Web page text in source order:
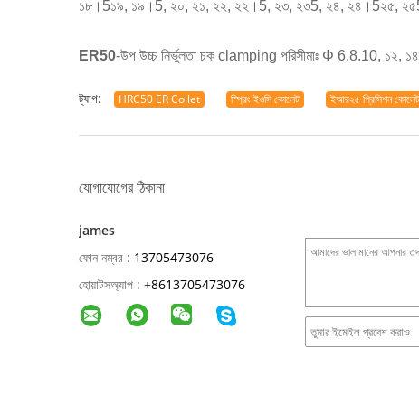
১৮।5১৯, ১৯।5, ২০, ২১, ২২, ২২।5, ২৩, ২৩5, ২৪, ২৪।5২৫,
ER50-উপ উচ্চ নির্ভুলতা চক clamping পরিসীমাঃ Φ 6.8.10,
ট্যাগ: HRC50 ER Collet স্প্রিং ইওসি কোলেট ইআর২৫ প্রিসিশন কোলেট
যোগাযোগের ঠিকানা
james
ফোন নম্বর : 13705473076
হোয়াটসঅ্যাপ : +8613705473076